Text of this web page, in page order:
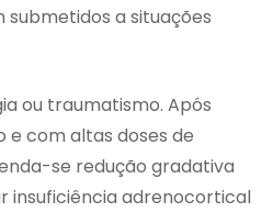
a situações
ou traumatismo. Após
com altas doses de
se redução gradativa
insuficiência adrenocortical